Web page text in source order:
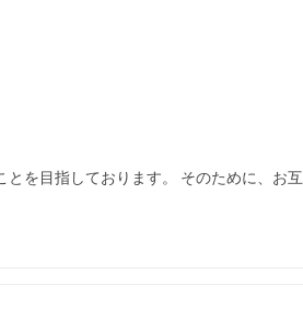
を目指しております。 そのために、お互